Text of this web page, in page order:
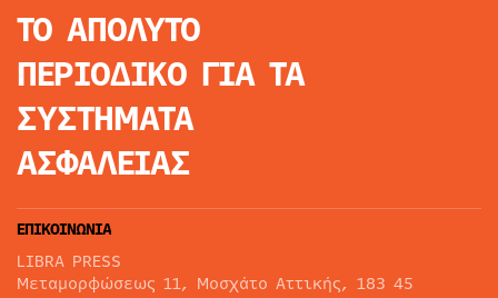
ΤΟ ΑΠΟΛΥΤΟ
ΠΕΡΙΟΔΙΚΟ ΓΙΑ ΤΑ
ΣΥΣΤΗΜΑΤΑ
ΑΣΦΑΛΕΙΑΣ
ΕΠΙΚΟΙΝΩΝΙΑ
LIBRA PRESS
Μεταμορφώσεως 11, Μοσχάτο Αττικής, 183 45